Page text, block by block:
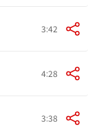
3:42
4:28
3:38